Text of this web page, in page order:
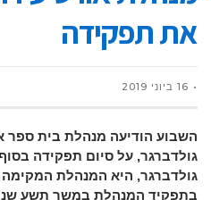
את תפקידה
16 ביוני 2019
השבוע הודיעה מנהלת בית ספר
גולדברגר, על סיום תפקידה
גולדברגר, היא המנהלת
בתפקיד המנהלת במשך תשע